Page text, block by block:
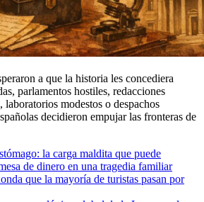
a que la historia les concediera
parlamentos hostiles, redacciones
laboratorios modestos o despachos
decidieron empujar las fronteras de
la carga maldita que puede
de dinero en una tragedia familiar
que la mayoría de turistas pasan por